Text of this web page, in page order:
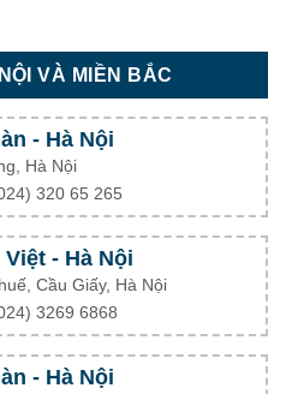
VÀ MIỀN BẮC
- Hà Nội
Hà Nội
320 65 265
- Hà Nội
Cầu Giấy, Hà Nội
3269 6868
- Hà Nội